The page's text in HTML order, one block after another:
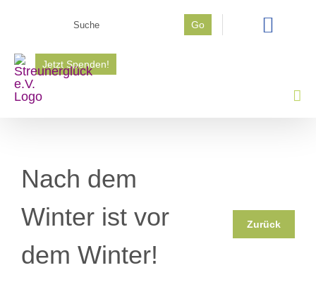
nach:
Go
Jetzt Spenden!
Nach dem
Winter ist vor
dem Winter!
Zurück